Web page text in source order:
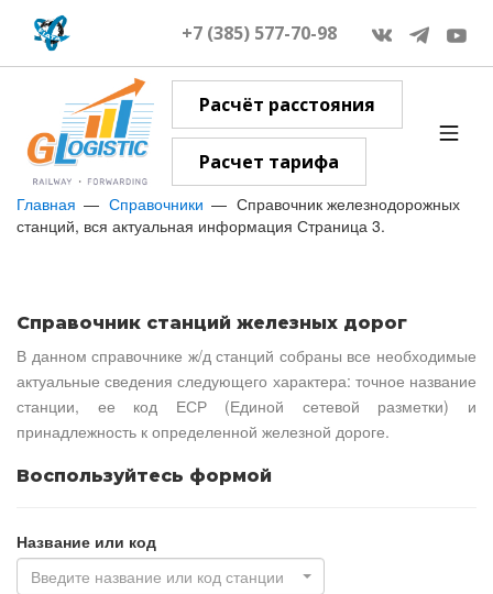
+7 (385) 577-70-98
Расчёт расстояния
Расчет тарифа
Главная Справочники
Справочник железнодорожных
станций, вся актуальная информация Страница 3.
Справочник станций железных дорог
В данном справочнике ж/д станций собраны все необходимые
актуальные сведения следующего характера: точное название
станции, ее код ЕСР (Единой сетевой разметки) и
принадлежность к определенной железной дороге.
Воспользуйтесь формой
Название или код
Введите название или код станции